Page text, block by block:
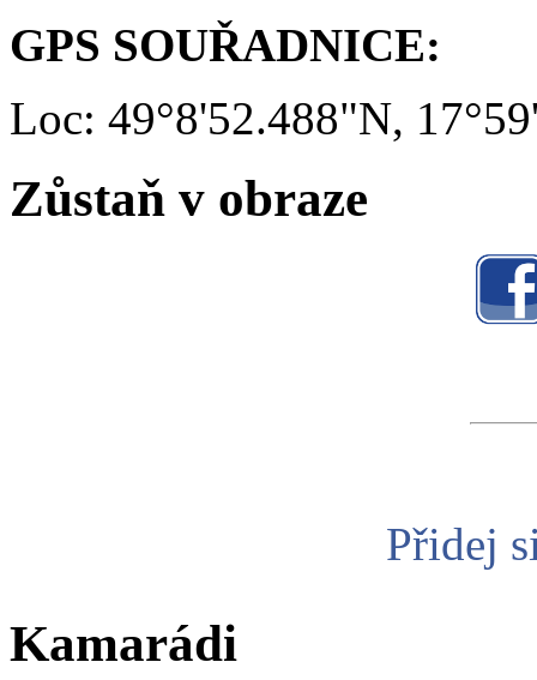
GPS SOUŘADNICE:
Loc: 49°8'52.488"N,
Zůstaň v obraze
Přidej
Kamarádi